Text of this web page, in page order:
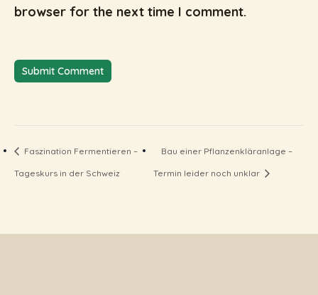
browser for the next time I comment.
Faszination Fermentieren –
Tageskurs in der Schweiz
Bau einer Pflanzenkläranlage –
Termin leider noch unklar